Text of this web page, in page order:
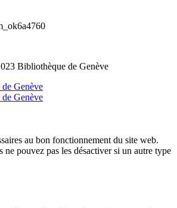
Bibliothèque de Genève
au bon fonctionnement du site web.
ne pouvez pas les désactiver si un autre type